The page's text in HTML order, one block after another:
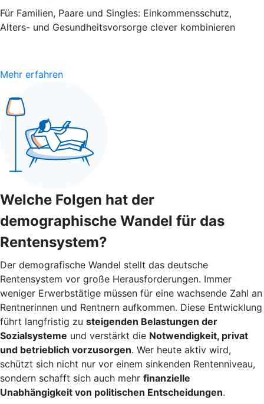
Für Familien, Paare und Singles: Einkommensschutz,
Alters- und Gesundheitsvorsorge clever kombinieren
Mehr erfahren
Welche Folgen hat der
demographische Wandel für das
Rentensystem?
Der demografische Wandel stellt das deutsche
Rentensystem vor große Herausforderungen. Immer
weniger Erwerbstätige müssen für eine wachsende Zahl an
Rentnerinnen und Rentnern aufkommen. Diese Entwicklung
führt langfristig zu steigenden Belastungen der
Sozialsysteme und verstärkt die Notwendigkeit, privat
und betrieblich vorzusorgen. Wer heute aktiv wird,
schützt sich nicht nur vor einem sinkenden Rentenniveau,
sondern schafft sich auch mehr finanzielle
Unabhängigkeit von politischen Entscheidungen.